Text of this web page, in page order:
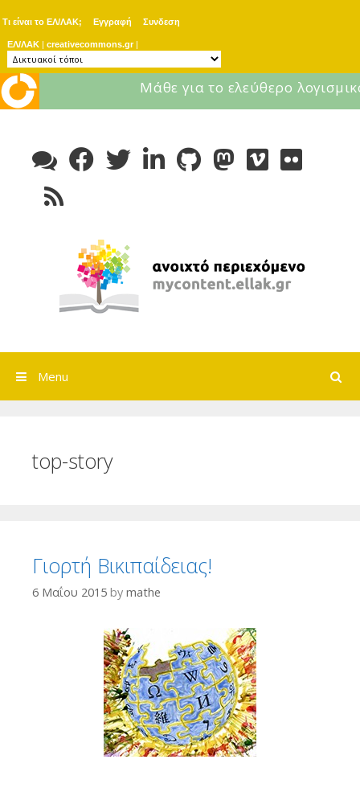
Τι είναι το ΕΛ/ΛΑΚ; Εγγραφή Συνδεση
ΕΛ/ΛΑΚ | creativecommons.gr |
Μάθε για το ελεύθερο
content
Search
Menu
top-story
Γιορτή Βικιπαίδειας!
6 Μαΐου 2015 by mathe